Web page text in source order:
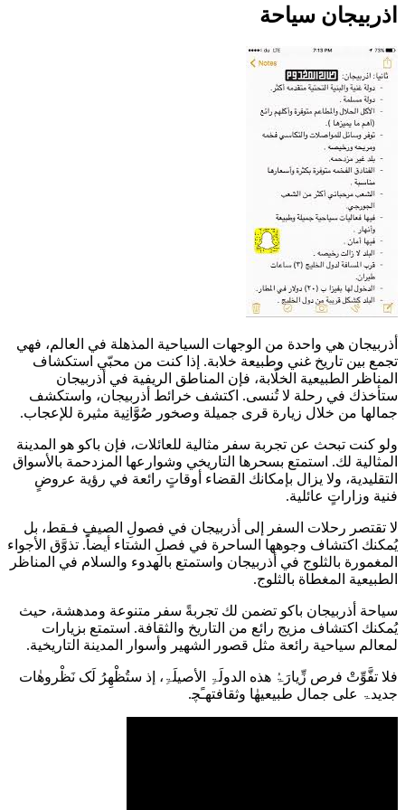
اذربيجان سياحة
أذربيجان هي واحدة من الوجهات السياحية المذهلة في العالم، فهي
تجمع بين تاريخ غني وطبيعة خلابة. إذا كنت من محبّي استكشاف
المناظر الطبيعية الخلّابة، فإن المناطق الريفية في أذربيجان
ستأخذك في رحلة لا تُنسى. اكتشف خرائط أذربيجان، واستكشف
جمالها من خلال زيارة قرى جميلة وصخور صُوَّانِية مثيرة للإعجاب.
ولو كنت تبحث عن تجربة سفر مثالية للعائلات، فإن باكو هو المدينة
المثالية لك. استمتع بسحرها التاريخي وشوارعها المزدحمة بالأسواق
التقليدية، ولا يزال بإمكانك القضاء أوقاتٍ رائعة في رؤية عروضٍ
فنية وزاراتٍ عائلية.
لا تقتصر رحلات السفر إلى أذربیجان في فصولِ الصیفِ فـقط، بل
يُمكنك اكتشاف وجوهها الساحرة في فصلِ الشتاء أيضاً. تذوَّق الأجواء
المغمورة بالثلوج في أذربيجان واستمتع بالهدوء والسلام في المناظر
الطبيعية المغطاة بالثلوج.
سياحة أذربيجان باكو تضمن لك تجربةً سفر متنوعة ومدهشة، حيث
يُمكنك اكتشاف مزيج رائع من التاريخ والثقافة. استمتع بزيارات
لمعالم سياحية رائعة مثل قصور الشهير وأسوار المدينة التاريخية.
فلا تفَّوِّتْ فرص زِّیارَۃُ هذه الدولَۃِ الأصيلَۃِ، إذ ستُظْهِرُ لَک نَظْروھٰات
جديدۃ على جمال طبیعیھٰا وثقافتھـًﭽ.